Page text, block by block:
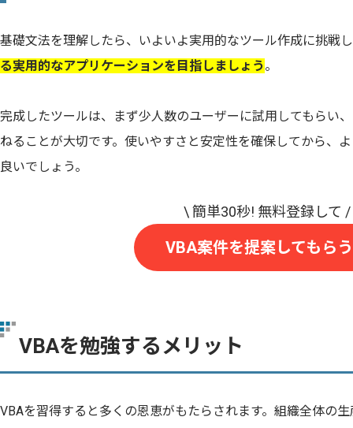
基礎文法を理解したら、いよいよ実用的なツール作成に挑戦
る実用的なアプリケーションを目指しましょう 。
完成したツールは、まず少人数のユーザーに試用してもらい
ねることが大切です。使いやすさと安定性を確保してから、
良いでしょう。
VBA案件を提案してもらう
VBAを勉強するメリット
VBAを習得すると多くの恩恵がもたらされます。組織全体の